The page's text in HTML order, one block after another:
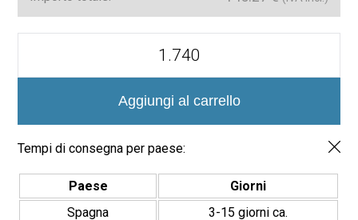
29,5x29,5cm
Aggiungi al carrello
Tempi di consegna per paese:
Paese
Giorni
Spagna
3-15 giorni ca.